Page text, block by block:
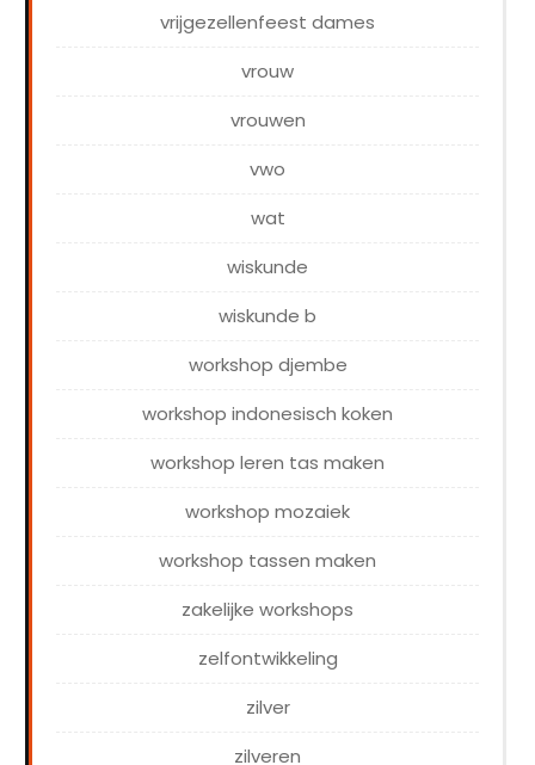
vrijgezellenfeest dames
vrouw
vrouwen
vwo
wat
wiskunde
wiskunde b
workshop djembe
workshop indonesisch koken
workshop leren tas maken
workshop mozaiek
workshop tassen maken
zakelijke workshops
zelfontwikkeling
zilver
zilveren